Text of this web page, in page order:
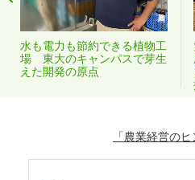
水も電力も節約できる植物工
場 東大のキャンパスで芽生
えた開発の原点
「農業経営のヒ